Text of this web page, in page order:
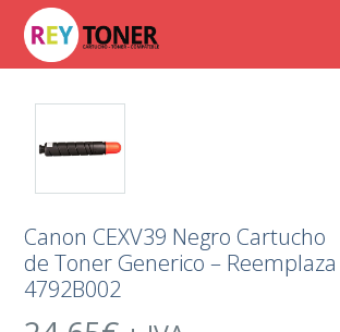
Canon CEXV39 Negro Cartucho
de Toner Generico – Reemplaza
4792B002